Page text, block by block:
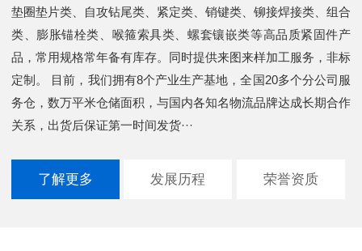
垫圈垫片类、自攻钻尾类、紧定类、销键类、铆接焊接类、组合
类、膨胀锚栓类、喉箍索具类、螺套镶嵌类等高品质紧固件产
品，常用规格常年备有库存。同时提供来图来样加工服务，非标
定制。 目前，我们拥有8个产业生产基地，全国20多个分公司服
务仓，数万平米仓储面积，与国内各知名物流品牌达成长期合作
关系，出货后保证第一时间发货···
了解更多 发展历程 荣誉资质